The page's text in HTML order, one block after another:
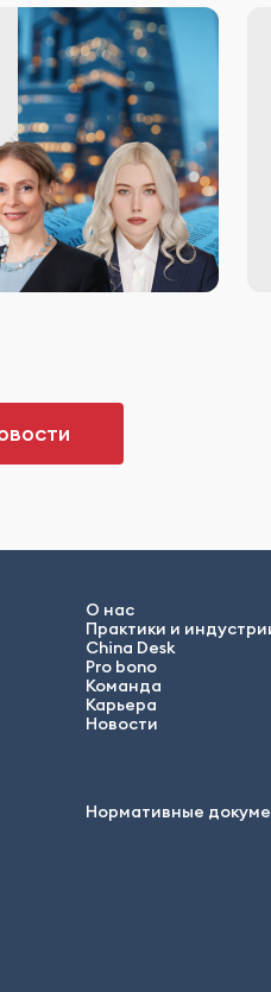
О нас
Практики и
China Desk
Pro bono
Команда
Карьера
Новости
Нормативные